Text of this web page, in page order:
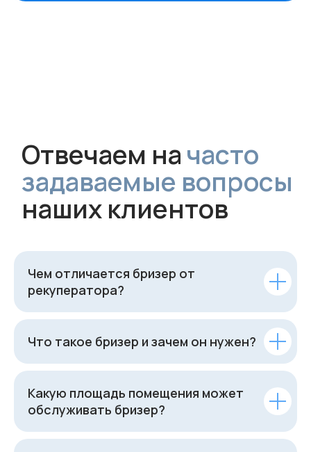
Чем отличается бризер от
рекуператора?
Что такое бризер и зачем он нужен?
Какую площадь помещения может
обслуживать бризер?